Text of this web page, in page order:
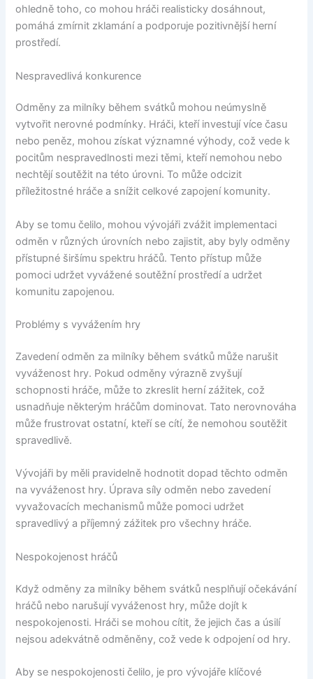
ohledně toho, co mohou hráči realisticky dosáhnout,
pomáhá zmírnit zklamání a podporuje pozitivnější herní
prostředí.
Nespravedlivá konkurence
Odměny za milníky během svátků mohou neúmyslně
vytvořit nerovné podmínky. Hráči, kteří investují více času
nebo peněz, mohou získat významné výhody, což vede k
pocitům nespravedlnosti mezi těmi, kteří nemohou nebo
nechtějí soutěžit na této úrovni. To může odcizit
příležitostné hráče a snížit celkové zapojení komunity.
Aby se tomu čelilo, mohou vývojáři zvážit implementaci
odměn v různých úrovních nebo zajistit, aby byly odměny
přístupné širšímu spektru hráčů. Tento přístup může
pomoci udržet vyvážené soutěžní prostředí a udržet
komunitu zapojenou.
Problémy s vyvážením hry
Zavedení odměn za milníky během svátků může narušit
vyváženost hry. Pokud odměny výrazně zvyšují
schopnosti hráče, může to zkreslit herní zážitek, což
usnadňuje některým hráčům dominovat. Tato nerovnováha
může frustrovat ostatní, kteří se cítí, že nemohou soutěžit
spravedlivě.
Vývojáři by měli pravidelně hodnotit dopad těchto odměn
na vyváženost hry. Úprava síly odměn nebo zavedení
vyvažovacích mechanismů může pomoci udržet
spravedlivý a příjemný zážitek pro všechny hráče.
Nespokojenost hráčů
Když odměny za milníky během svátků nesplňují očekávání
hráčů nebo narušují vyváženost hry, může dojít k
nespokojenosti. Hráči se mohou cítit, že jejich čas a úsilí
nejsou adekvátně odměněny, což vede k odpojení od hry.
Aby se nespokojenosti čelilo, je pro vývojáře klíčové